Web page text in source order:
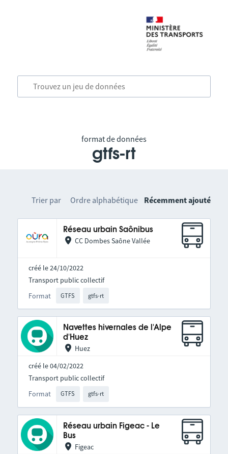
format de données
gtfs-rt
Trier par Ordre alphabétique Récemment ajouté
Réseau urbain Saônibus
CC Dombes Saône Vallée
créé le 24/10/2022
Format GTFS gtfs-rt
Transport public collectif
Navettes hivernales de l'Alpe
d'Huez
Huez
créé le 04/02/2022
Format GTFS gtfs-rt
Transport public collectif
Réseau urbain Figeac - Le
Bus
Figeac